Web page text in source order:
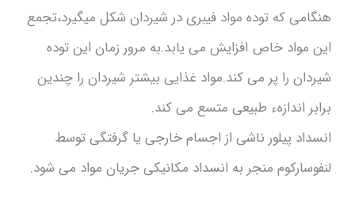
هنگامی که توده مواد فیبری در شیردان شکل میگیرد،تجمع
این مواد خاص افزایش می یابد.به مرور زمان این توده
شیردان را پر می کند.مواد غذایی بیشتر شیردان را چندین
برابر اندازهء طبیعی متسع می کند.
انسداد پیلور ناشی از اجسام خارجی یا گرفتگی توسط
لنفوسارکوم منجر به انسداد مکانیکی جریان مواد می شود.